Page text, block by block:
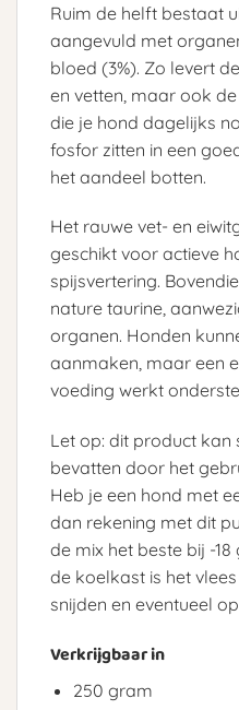
Ruim de helft bestaat
aangevuld met
bloed (3%). Zo levert
en vetten, maar ook
die je hond dagelijks
fosfor zitten in een
het aandeel botten.
Het rauwe vet- en
geschikt voor actieve
spijsvertering.
nature taurine,
organen. Honden
aanmaken, maar een
voeding werkt
Let op: dit product kan
bevatten door het
Heb je een hond met
dan rekening met dit
de mix het beste bij -
de koelkast is het
snijden en eventueel
Verkrijgbaar in
250 gram